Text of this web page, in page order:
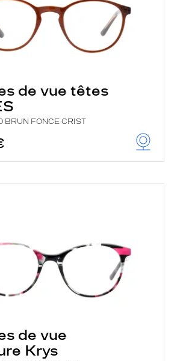
de vue têtes
BRUN FONCE CRIST
de vue
Krys